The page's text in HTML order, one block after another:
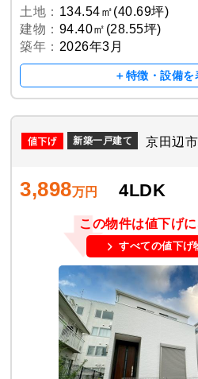
土地： 134.54㎡(40.69坪)
建物： 94.40㎡(28.55坪)
築年： 2026年3月
＋特徴・設備を
新築一戸建て 京田辺
3,898万円 4LDK
この物件は値下げ
すべての値下げ